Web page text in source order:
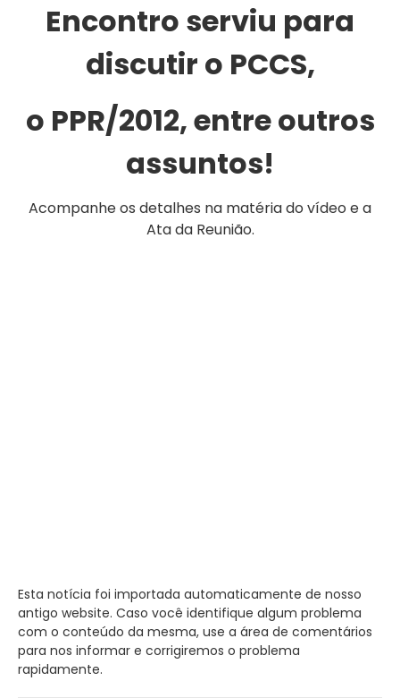
Encontro serviu para
discutir o PCCS,
o PPR/2012, entre outros
assuntos!
Acompanhe os detalhes na matéria do vídeo e a
Ata da Reunião.
Esta notícia foi importada automaticamente de nosso
antigo website. Caso você identifique algum problema
com o conteúdo da mesma, use a área de comentários
para nos informar e corrigiremos o problema
rapidamente.